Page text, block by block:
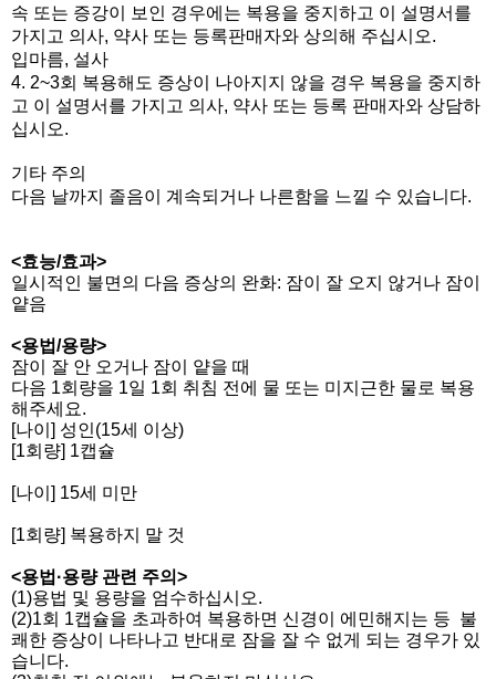
속 또는 증강이 보인 경우에는 복용을 중지하고 이 설명서를
가지고 의사, 약사 또는 등록판매자와 상의해 주십시오.
입마름, 설사
4. 2~3회 복용해도 증상이 나아지지 않을 경우 복용을 중지하
고 이 설명서를 가지고 의사, 약사 또는 등록 판매자와 상담하
십시오.
기타 주의
다음 날까지 졸음이 계속되거나 나른함을 느낄 수 있습니다.
<효능/효과>
일시적인 불면의 다음 증상의 완화: 잠이 잘 오지 않거나 잠이
얕음
<용법/용량>
잠이 잘 안 오거나 잠이 얕을 때
다음 1회량을 1일 1회 취침 전에 물 또는 미지근한 물로 복용
해주세요.
[나이] 성인(15세 이상)
[1회량] 1캡슐
[나이] 15세 미만
[1회량] 복용하지 말 것
<용법·용량 관련 주의>
(1)용법 및 용량을 엄수하십시오.
(2)1회 1캡슐을 초과하여 복용하면 신경이 에민해지는 등 불
쾌한 증상이 나타나고 반대로 잠을 잘 수 없게 되는 경우가 있
습니다.